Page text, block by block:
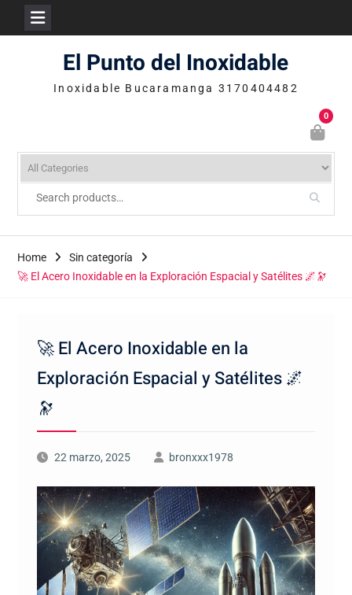
El Punto del Inoxidable
Inoxidable Bucaramanga 3170404482
0
Home
Sin categoría
🚀 El Acero Inoxidable en la Exploración Espacial y Satélites 🌌🔭
🚀 El Acero Inoxidable en la
Exploración Espacial y Satélites 🌌
🔭
22 marzo, 2025 bronxxx1978